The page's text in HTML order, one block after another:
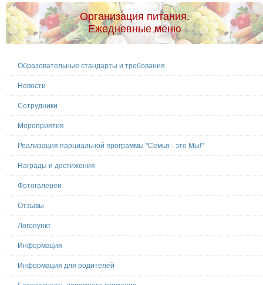
Организация питания.
Ежедневные меню
Образовательные стандарты и требования
Новости
Сотрудники
Мероприятия
Реализация парциальной программы "Семья - это Мы!"
Награды и достижения
Фотогалереи
Отзывы
Логопункт
Информация
Информация для родителей